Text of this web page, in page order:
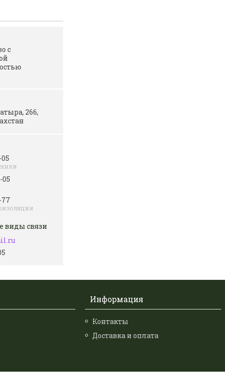
с
266,
05
77
Информация
Контакты
Доставка и оплата